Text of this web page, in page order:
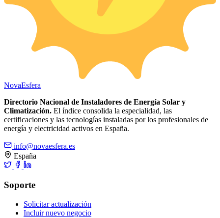
NovaEsfera
Directorio Nacional de Instaladores de Energía Solar y
Climatización. El índice consolida la especialidad, las
certificaciones y las tecnologías instaladas por los profesionales de
energía y electricidad activos en España.
info@novaesfera.es
España
Soporte
Solicitar actualización
Incluir nuevo negocio